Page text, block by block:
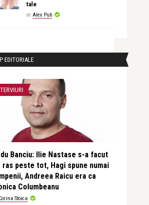
tale
de Alex Pub
EDITORIALE
Banciu: Ilie Nastase s-a facut
ras peste tot, Hagi spune numai
Andreea Raicu era ca
Columbeanu
Stoica